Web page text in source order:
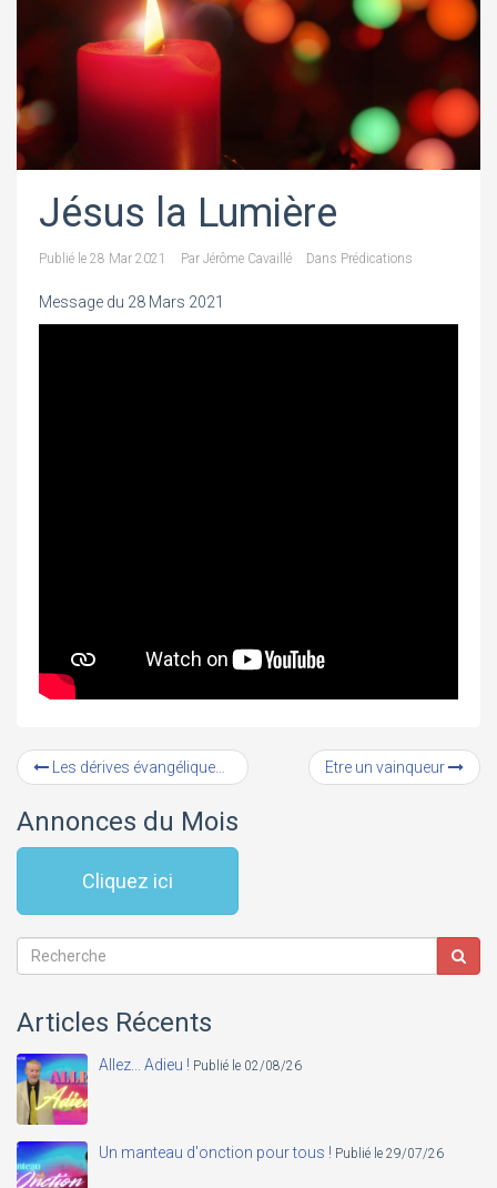
Jésus la Lumière
Publié le 28 Mar 2021 Par Jérôme Cavaillé Dans Prédications
Message du 28 Mars 2021
Les dérives évangéliques (1) : La Prière de la foi Etre un vainqueur
Annonces du Mois
Cliquez ici
Articles Récents
Allez... Adieu ! Publié le 02/08/26
Un manteau d'onction pour tous ! Publié le 29/07/26